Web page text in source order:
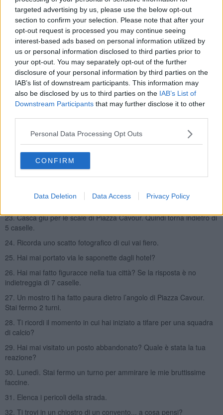
targeted advertising by us, please use the below opt-out
section to confirm your selection. Please note that after your
opt-out request is processed you may continue seeing
interest-based ads based on personal information utilized by
us or personal information disclosed to third parties prior to
your opt-out. You may separately opt-out of the further
disclosure of your personal information by third parties on the
IAB’s list of downstream participants. This information may
also be disclosed by us to third parties on the IAB’s List of
Downstream Participants that may further disclose it to other
Personal Data Processing Opt Outs
CONFIRM
Data Deletion Data Access Privacy Policy
15. Hai mai incontrato un personaggio famoso lungo un viale della
tua città?
16. Gioia. W il Carnevale di Foiano! Resta in questa casella per 1
turno.
17. Stavi passeggiando in campagna, in Via del Pesco, quando un
feroce cane ti ha rincorso. Ora sei bloccato su un albero. Tira il
dado e fai un numero dispari per scappare altrimenti stai fermo 2
turni. Nel primo caso avanza di una casella.
18. Ti è mai capitato di ripararti dalla pioggia entrando nell’ingresso
20. Hai mai aiutato un vecchino? Se sì, sii orgoglioso di te stesso e
ritira il dado.
21. Elenca i giochi che puoi fare con il tuo cane. Se non hai un
cane immaginali.
22. Sei cascato in una buca di un campo da calcio. Stai fermo 2
23. Casca giù per le scale di Piazza Cavour. Quindi torna indietro di
5 caselle.
24. Ricorda uno scatto fotografico di cui vai fiero.
25. Hai mai portato via le saponette dagli hotel?
26. Hai mai fatto figuracce nella tua città? Se la risposta è no
indietreggia di 7 caselle.
27. Un mostro ti ha fatto paura dietro l’angolo di Piazza Cavour.
Stai fermo 2 turni.
28. Ti ricordi il momento in cui hai iniziato a tifare per una squadra
di calcio?
29. Hai mai visitato un posto abbandonato? Quale è stata la tua
reazione?
30. Lunedì. Stai fermo un turno per ammirare le mie bruttissime
faccine.
31. Elenca i pericoli della strada.
32. Ti trovi in un chiostro di un convento... a cosa pensi?